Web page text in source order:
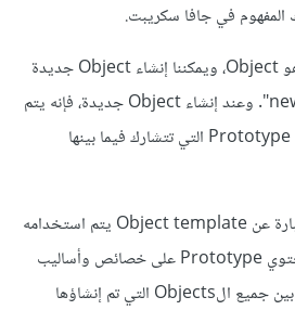
المفهوم في جافا سكريبت.
في جافاسكريبت، كل شيء هو Object، ويمكننا إنشاء Object جديدة
باستخدام الكلمة الرئيسية "new". وعند إنشاء Object جديدة، فإنه يتم
إنشاء سلسلة من الـPrototype objects التي تتشارك فيما بينها
ببساطة، Prototype هو عبارة عن Object template يتم استخدامه
لإنشاء Object جديدة. ويحتوي Prototype على خصائص وأساليب
(methods) يتم مشاركتها بين جميع الObjects التي تم إنشاؤها